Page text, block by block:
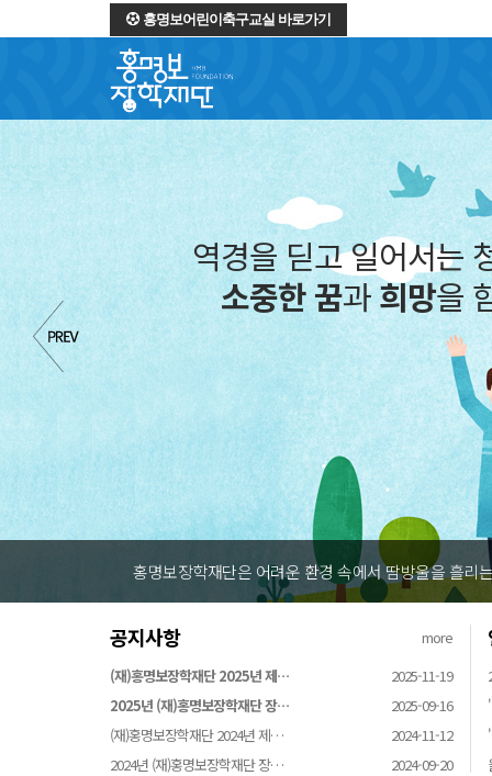
홍명보어린이축구교실 바로가기
역경을 딛고 일어서는
소중한 꿈과희망을
홍명보장학재단은 어려운 환경 속에서 땀방울을 흘리
공지사항
more
(재)홍명보장학재단 2025년 제…
2025-11-19
2025년 (재)홍명보장학재단 장…
2025-09-16
(재)홍명보장학재단 2024년 제…
2024-11-12
2024년 (재)홍명보장학재단 장…
2024-09-20